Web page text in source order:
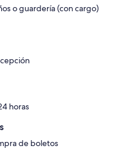
o guardería (con cargo)
horas
de boletos